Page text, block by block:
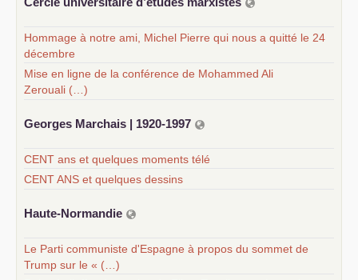
Hommage à notre ami, Michel Pierre qui nous a quitté le 24
décembre
Mise en ligne de la conférence de Mohammed Ali
Zerouali (…)
Georges Marchais | 1920-1997
CENT ans et quelques moments télé
CENT ANS et quelques dessins
Haute-Normandie
Le Parti communiste d'Espagne à propos du sommet de
Trump sur le « (…)